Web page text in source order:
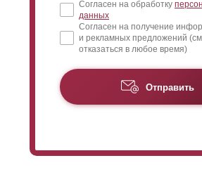
Согласен на обработку
данных
Согласен на получение
и рекламных предложений
отказаться в любое время)
Отправить